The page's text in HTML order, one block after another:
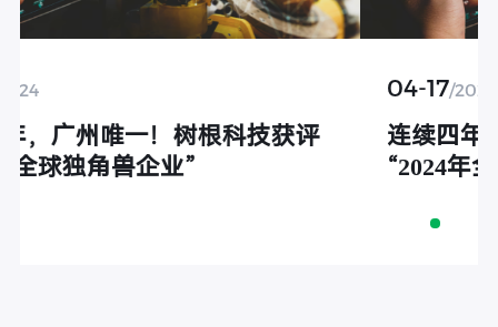
根科技获评
”
连续四年，广州唯一！树
“2024年全球独角兽企业”